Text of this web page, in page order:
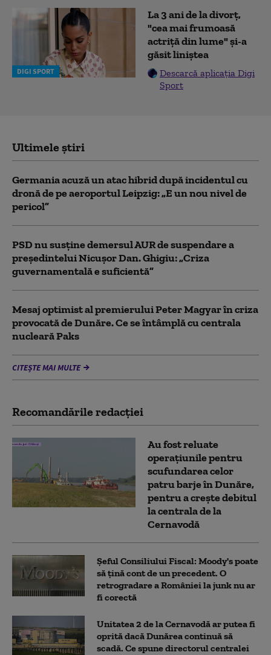
DIGI SPORT
La 3 ani de la divorț,
"cea mai frumoasă
actriță din lume" și-a
găsit liniștea
Descarcă aplicația Digi
Sport
Ultimele știri
Germania acuză un atac hibrid după incidentul cu
dronă de pe aeroportul Leipzig: „E un nou nivel de
pericol”
PSD nu susține demersul AUR de suspendare a
președintelui Nicușor Dan. Ghigiu: „Criza
guvernamentală e suficientă”
Mesaj optimist al premierului Peter Magyar în criza
provocată de Dunăre. Ce se întâmplă cu centrala
nucleară Paks
CITEȘTE MAI MULTE
Recomandările redacţiei
Au fost reluate
operațiunile pentru
scufundarea celor
patru barje în Dunăre,
pentru a crește debitul
la centrala de la
Cernavodă
Șeful Consiliului Fiscal: Moody's poate
să țină cont de un precedent. O
retrogradare a României la junk nu ar
fi corectă
Unitatea 2 de la Cernavodă ar putea fi
oprită dacă Dunărea continuă să
scadă. Ce spune directorul centralei